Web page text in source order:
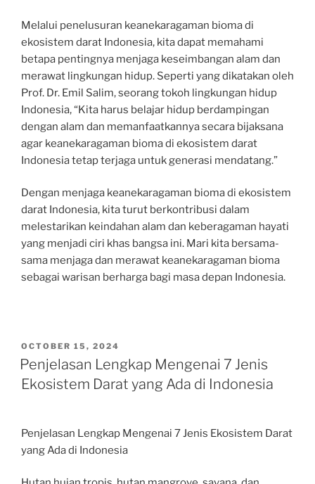
Melalui penelusuran keanekaragaman bioma di
ekosistem darat Indonesia, kita dapat memahami
betapa pentingnya menjaga keseimbangan alam dan
merawat lingkungan hidup. Seperti yang dikatakan oleh
Prof. Dr. Emil Salim, seorang tokoh lingkungan hidup
Indonesia, “Kita harus belajar hidup berdampingan
dengan alam dan memanfaatkannya secara bijaksana
agar keanekaragaman bioma di ekosistem darat
Indonesia tetap terjaga untuk generasi mendatang.”
Dengan menjaga keanekaragaman bioma di ekosistem
darat Indonesia, kita turut berkontribusi dalam
melestarikan keindahan alam dan keberagaman hayati
yang menjadi ciri khas bangsa ini. Mari kita bersama-
sama menjaga dan merawat keanekaragaman bioma
sebagai warisan berharga bagi masa depan Indonesia.
POSTED
ON
OCTOBER 15, 2024
Penjelasan Lengkap Mengenai 7 Jenis
Ekosistem Darat yang Ada di Indonesia
Penjelasan Lengkap Mengenai 7 Jenis Ekosistem Darat
yang Ada di Indonesia